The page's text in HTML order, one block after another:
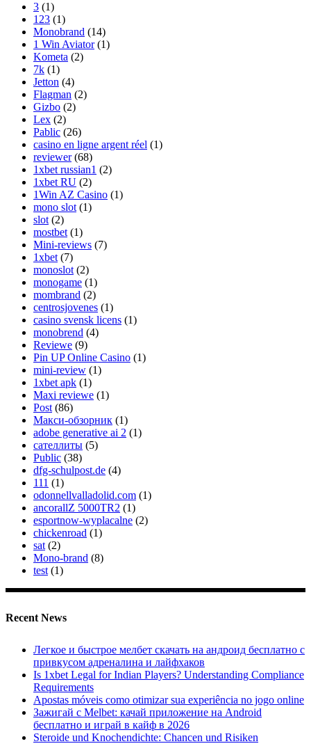
3 (1)
123 (1)
Monobrand (14)
1 Win Aviator(1)
Kometa (2)
7k (1)
Jetton (4)
Flagman (2)
Gizbo (2)
Lex (2)
Pablic (26)
casino en ligne argent réel (1)
reviewer(68)
1xbet russian1 (2)
1xbet RU (2)
1Win AZ Casino (1)
mono slot (1)
slot (2)
mostbet (1)
Mini-reviews (7)
1xbet (7)
monoslot (2)
monogame (1)
mombrand (2)
centrosjovenes (1)
casino svensk licens (1)
monobrend (4)
Reviewe (9)
Pin UP Online Casino (1)
mini-review (1)
1xbet apk (1)
Maxi reviewe (1)
Post (86)
Макси-обзорник (1)
adobe generative ai 2 (1)
сателлиты (5)
Public (38)
dfg-schulpost.de (4)
111 (1)
odonnellvalladolid.com (1)
ancorallZ 5000TR2 (1)
esportnow-wyplacalne (2)
chickenroad (1)
sat (2)
Mono-brand (8)
test (1)
Recent News
Легкое и быстрое мелбет скачать на андроид бесплатно с
привкусом адреналина и лайфхаков
Is 1xbet Legal for Indian Players? Understanding Compliance
Requirements
Apostas móveis como otimizar sua experiência no jogo online
Зажигай с Melbet: качай приложение на Android
бесплатно и играй в кайф в 2026
Steroide und Knochendichte: Chancen und Risiken